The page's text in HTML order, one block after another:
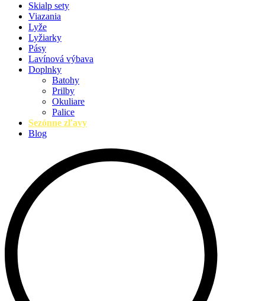
Skialp sety
Viazania
Lyže
Lyžiarky
Pásy
Lavínová výbava
Doplnky
Batohy
Prilby
Okuliare
Palice
Sezónne zľavy
Blog